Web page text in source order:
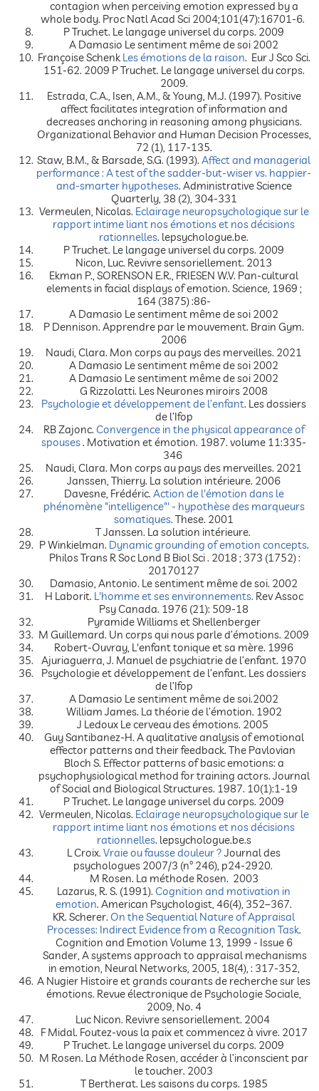
contagion when perceiving emotion expressed by a
whole body. Proc Natl Acad Sci 2004;101(47):16701-6.
P Truchet. Le langage universel du corps. 2009
A Damasio Le sentiment même de soi 2002
Françoise SchenkLes émotions de la raison. Eur J Sco Sci.
151-62. 2009 P Truchet. Le langage universel du corps.
2009.
Estrada, C.A., Isen, A.M., & Young, M.J. (1997). Positive
affect facilitates integration of information and
decreases anchoring in reasoning among physicians.
Organizational Behavior and Human Decision Processes,
72 (1), 117-135.
Staw, B.M., & Barsade, S.G. (1993). Affect and managerial
performance : A test of the sadder-but-wiser vs. happier-
and-smarter hypotheses. Administrative Science
Quarterly, 38 (2), 304-331
Vermeulen, Nicolas. Eclairage neuropsychologique sur le
rapport intime liant nos émotions et nos décisions
rationnelles. lepsychologue.be.
P Truchet. Le langage universel du corps. 2009
Nicon, Luc. Revivre sensoriellement. 2013
Ekman P., SORENSON E.R., FRIESEN W.V. Pan-cultural
elements in facial displays of emotion. Science, 1969 ;
164 (3875) :86-
A Damasio Le sentiment même de soi 2002
P Dennison. Apprendre par le mouvement. Brain Gym.
2006
Naudi, Clara. Mon corps au pays des merveilles. 2021
A Damasio Le sentiment même de soi 2002
A Damasio Le sentiment même de soi 2002
G Rizzolatti. Les Neurones miroirs 2008
Psychologie et développement de l’enfant. Les dossiers
de l’Ifop
RB Zajonc. Convergence in the physical appearance of
spouses. Motivation et émotion. 1987. volume 11:335-
346
Naudi, Clara. Mon corps au pays des merveilles. 2021
Janssen, Thierry. La solution intérieure. 2006
Davesne, Frédéric. Action de l'émotion dans le
phénomène "intelligence"' - hypothèse des marqueurs
somatiques. These. 2001
T Janssen. La solution intérieure.
P Winkielman. Dynamic grounding of emotion concepts.
Philos Trans R Soc Lond B Biol Sci . 2018 ; 373 (1752) :
20170127
Damasio, Antonio. Le sentiment même de soi. 2002
H Laborit. L'homme et ses environnements. Rev Assoc
Psy Canada. 1976 (21): 509-18
Pyramide Williams et Shellenberger
M Guillemard. Un corps qui nous parle d’émotions. 2009
Robert-Ouvray, L'enfant tonique et sa mère. 1996
Ajuriaguerra, J. Manuel de psychiatrie de l’enfant. 1970
Psychologie et développement de l’enfant. Les dossiers
de l’Ifop
A Damasio Le sentiment même de soi.2002
William James. La théorie de l’émotion. 1902
J Ledoux Le cerveau des émotions. 2005
Guy Santibanez-H. A qualitative analysis of emotional
effector patterns and their feedback. The Pavlovian
Bloch S. Effector patterns of basic emotions: a
psychophysiological method for training actors. Journal
of Social and Biological Structures. 1987. 10(1):1-19
P Truchet. Le langage universel du corps. 2009
Vermeulen, Nicolas. Eclairage neuropsychologique sur le
rapport intime liant nos émotions et nos décisions
rationnelles. lepsychologue.be.s
L Croix. Vraie ou fausse douleur ? Journal des
psychologues 2007/3 (n° 246), p24-2920.
M Rosen. La méthode Rosen. 2003
Lazarus, R. S. (1991). Cognition and motivation in
emotion. American Psychologist, 46(4), 352–367.
KR. Scherer. On the Sequential Nature of Appraisal
Processes: Indirect Evidence from a Recognition Task.
Cognition and Emotion Volume 13, 1999 - Issue 6
Sander, A systems approach to appraisal mechanisms
in emotion, Neural Networks, 2005, 18(4), : 317-352,
A Nugier Histoire et grands courants de recherche sur les
émotions. Revue électronique de Psychologie Sociale,
2009, No. 4
Luc Nicon. Revivre sensoriellement. 2004
F Midal. Foutez-vous la paix et commencez à vivre. 2017
P Truchet. Le langage universel du corps. 2009
M Rosen. La Méthode Rosen, accéder à l’inconscient par
le toucher. 2003
T Bertherat. Les saisons du corps. 1985